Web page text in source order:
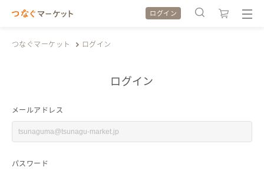
カテゴリから探す
特集から探す
カテゴリから探す
特集から探す
ログイン
つなぐマーケット ログイン
ログイン
メールアドレス
パスワード